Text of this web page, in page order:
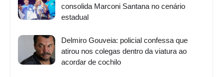
consolida Marconi Santana no cenário
estadual
Delmiro Gouveia: policial confessa que
atirou nos colegas dentro da viatura ao
acordar de cochilo